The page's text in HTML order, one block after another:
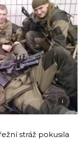
i
stráž pokusila